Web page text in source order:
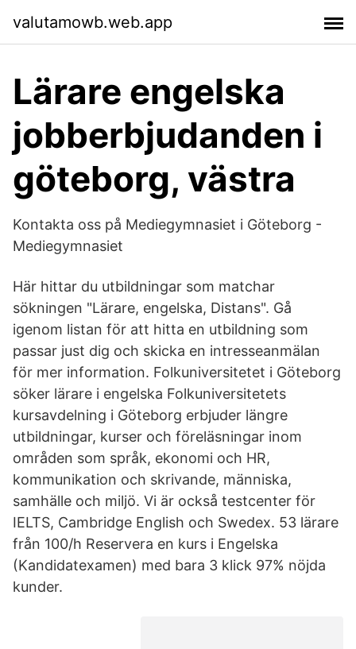
valutamowb.web.app
Lärare engelska
jobberbjudanden i
göteborg, västra
Kontakta oss på Mediegymnasiet i Göteborg -
Mediegymnasiet
Här hittar du utbildningar som matchar
sökningen "Lärare, engelska, Distans". Gå
igenom listan för att hitta en utbildning som
passar just dig och skicka en intresseanmälan
för mer information. Folkuniversitetet i Göteborg
söker lärare i engelska Folkuniversitetets
kursavdelning i Göteborg erbjuder längre
utbildningar, kurser och föreläsningar inom
områden som språk, ekonomi och HR,
kommunikation och skrivande, människa,
samhälle och miljö. Vi är också testcenter för
IELTS, Cambridge English och Swedex. 53 lärare
från 100/h Reservera en kurs i Engelska
(Kandidatexamen) med bara 3 klick 97% nöjda
kunder.